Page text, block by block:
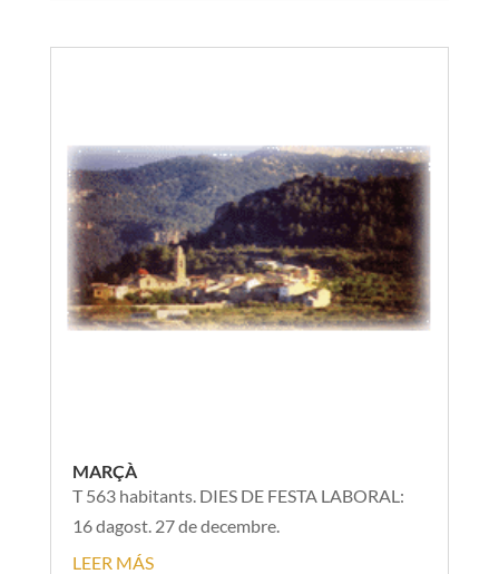
MARÇÀ
T 563 habitants. DIES DE FESTA LABORAL:
16 dagost. 27 de decembre.
LEER MÁS